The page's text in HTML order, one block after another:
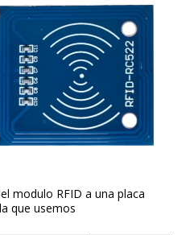
modulo RFID a una placa
que usemos